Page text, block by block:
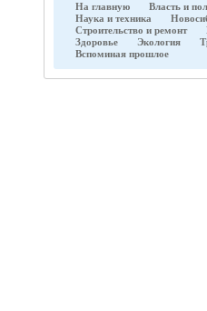
На главную
Власть и
Наука и техника
Строительство и ремонт
Здоровье
Экология
Вспоминая прошлое